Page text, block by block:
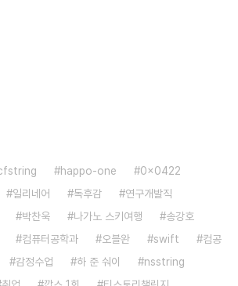
happo-one
0x0422
일리네어 독후감
연구개발직
박찬욱 나가노 스키여행
송강호
컴퓨터공학과 오블완 swift
컴공
감정수업 하 준 숴이
nsstring